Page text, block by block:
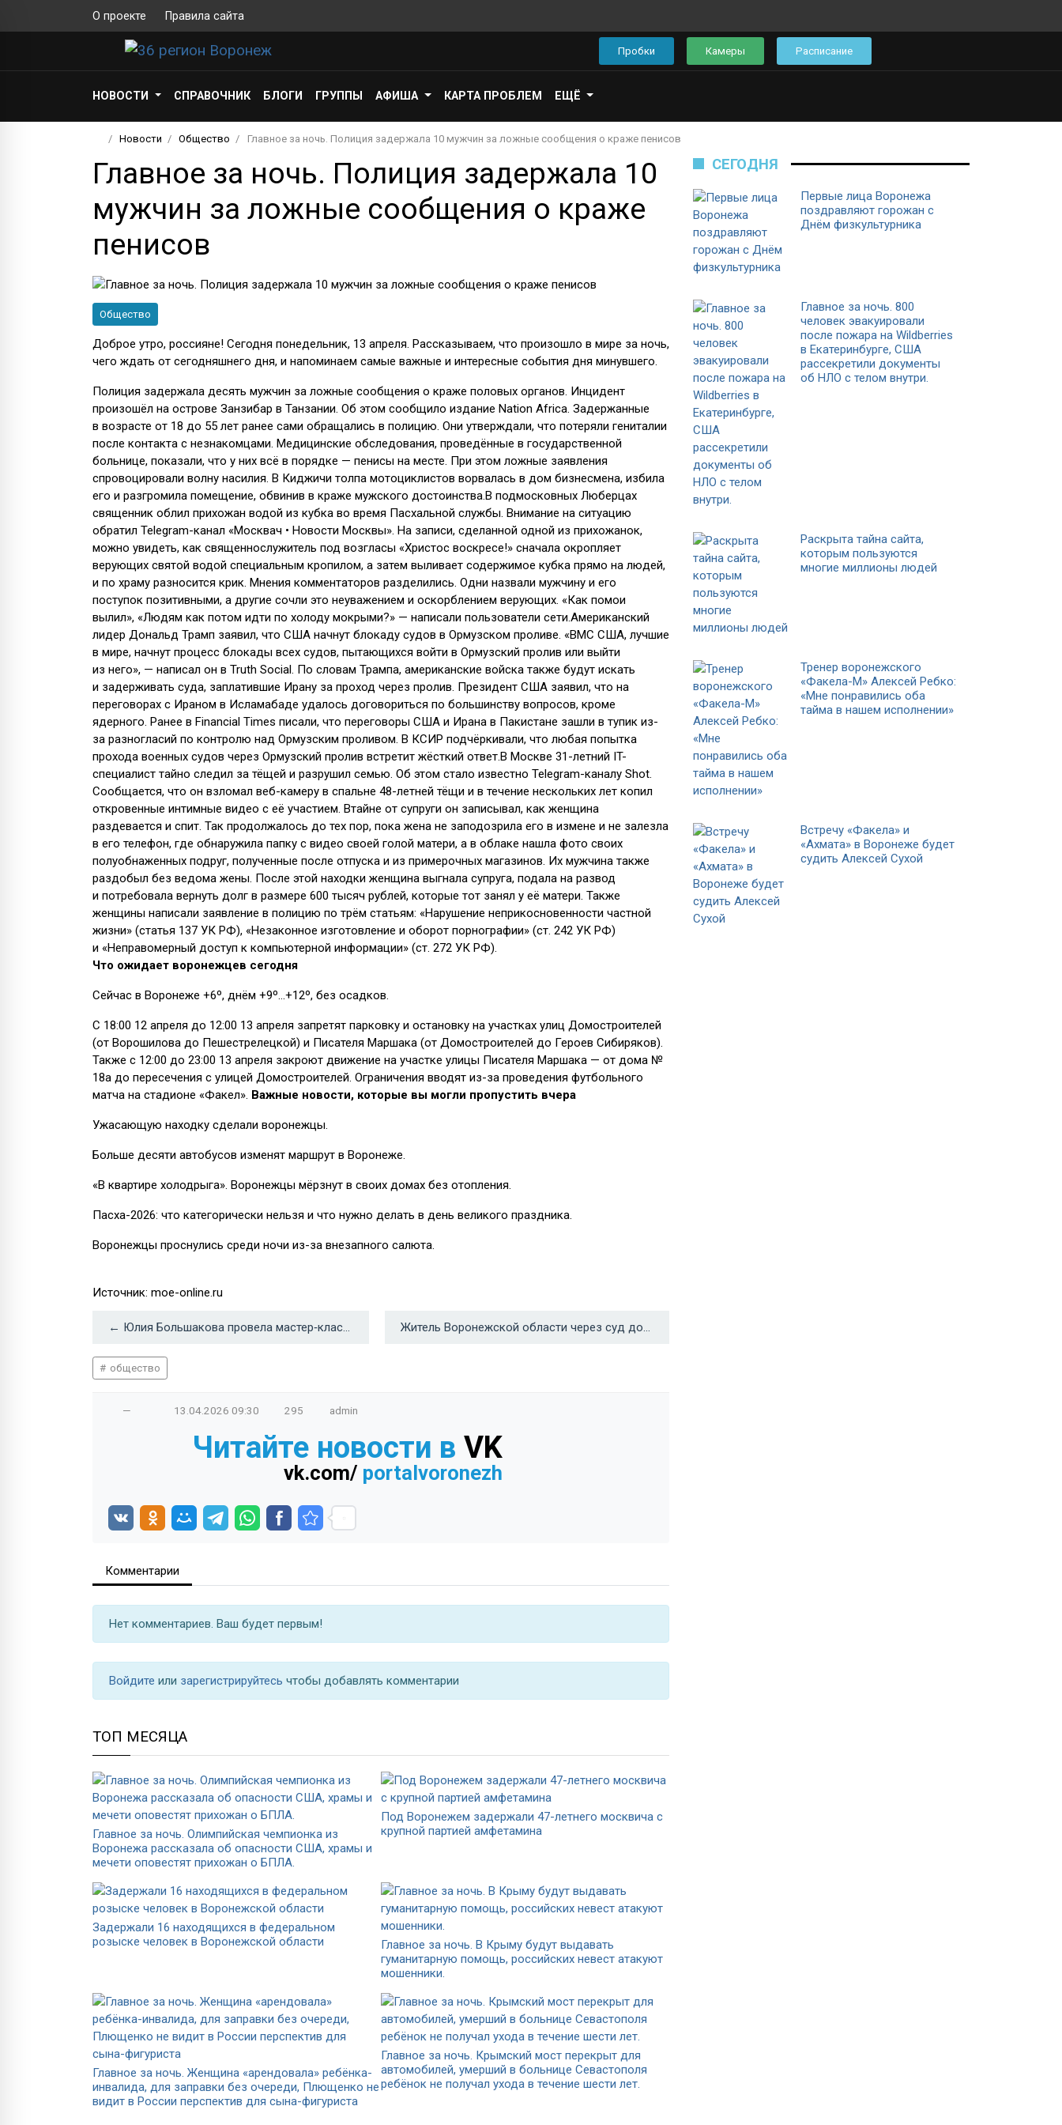
О проекте Правила сайта
Пробки Камеры Расписание
НОВОСТИ СПРАВОЧНИК БЛОГИ ГРУППЫ АФИША КАРТА ПРОБЛЕМ ЕЩЁ
Новости Общество Главное за ночь. Полиция задержала 10 мужчин за ложные сообщения о краже пенисов
Главное за ночь. Полиция задержала 10
мужчин за ложные сообщения о краже
пенисов
Общество
Доброе утро, россияне! Сегодня понедельник, 13 апреля. Рассказываем, что произошло в мире за ночь,
чего ждать от сегодняшнего дня, и напоминаем самые важные и интересные события дня минувшего.
Полиция задержала десять мужчин за ложные сообщения о краже половых органов. Инцидент
произошёл на острове Занзибар в Танзании. Об этом сообщило издание Nation Africa. Задержанные
в возрасте от 18 до 55 лет ранее сами обращались в полицию. Они утверждали, что потеряли гениталии
после контакта с незнакомцами. Медицинские обследования, проведённые в государственной
больнице, показали, что у них всё в порядке — пенисы на месте. При этом ложные заявления
спровоцировали волну насилия. В Киджичи толпа мотоциклистов ворвалась в дом бизнесмена, избила
его и разгромила помещение, обвинив в краже мужского достоинства.В подмосковных Люберцах
священник облил прихожан водой из кубка во время Пасхальной службы. Внимание на ситуацию
обратил Telegram-канал «Москвач • Новости Москвы». На записи, сделанной одной из прихожанок,
можно увидеть, как священнослужитель под возгласы «Христос воскресе!» сначала окропляет
верующих святой водой специальным кропилом, а затем выливает содержимое кубка прямо на людей,
и по храму разносится крик. Мнения комментаторов разделились. Одни назвали мужчину и его
поступок позитивными, а другие сочли это неуважением и оскорблением верующих. «Как помои
вылил», «Людям как потом идти по холоду мокрыми?» — написали пользователи сети.Американский
лидер Дональд Трамп заявил, что США начнут блокаду судов в Ормузском проливе. «ВМС США, лучшие
в мире, начнут процесс блокады всех судов, пытающихся войти в Ормузский пролив или выйти
из него», — написал он в Truth Social. По словам Трампа, американские войска также будут искать
и задерживать суда, заплатившие Ирану за проход через пролив. Президент США заявил, что на
переговорах с Ираном в Исламабаде удалось договориться по большинству вопросов, кроме
ядерного. Ранее в Financial Times писали, что переговоры США и Ирана в Пакистане зашли в тупик из-
за разногласий по контролю над Ормузским проливом. В КСИР подчёркивали, что любая попытка
прохода военных судов через Ормузский пролив встретит жёсткий ответ.В Москве 31-летний IT-
специалист тайно следил за тёщей и разрушил семью. Об этом стало известно Telegram-каналу Shot.
Сообщается, что он взломал веб-камеру в спальне 48-летней тёщи и в течение нескольких лет копил
откровенные интимные видео с её участием. Втайне от супруги он записывал, как женщина
раздевается и спит. Так продолжалось до тех пор, пока жена не заподозрила его в измене и не залезла
в его телефон, где обнаружила папку с видео своей голой матери, а в облаке нашла фото своих
полуобнаженных подруг, полученные после отпуска и из примерочных магазинов. Их мужчина также
раздобыл без ведома жены. После этой находки женщина выгнала супруга, подала на развод
и потребовала вернуть долг в размере 600 тысяч рублей, которые тот занял у её матери. Также
женщины написали заявление в полицию по трём статьям: «Нарушение неприкосновенности частной
жизни» (статья 137 УК РФ), «Незаконное изготовление и оборот порнографии» (ст. 242 УК РФ)
и «Неправомерный доступ к компьютерной информации» (ст. 272 УК РФ).
Что ожидает воронежцев сегодня
Сейчас в Воронеже +6º, днём +9º…+12º, без осадков.
С 18:00 12 апреля до 12:00 13 апреля запретят парковку и остановку на участках улиц Домостроителей
(от Ворошилова до Пешестрелецкой) и Писателя Маршака (от Домостроителей до Героев Сибиряков).
Также с 12:00 до 23:00 13 апреля закроют движение на участке улицы Писателя Маршака — от дома №
18а до пересечения с улицей Домостроителей. Ограничения вводят из-за проведения футбольного
матча на стадионе «Факел». Важные новости, которые вы могли пропустить вчера
Ужасающую находку сделали воронежцы.
Больше десяти автобусов изменят маршрут в Воронеже.
«В квартире холодрыга». Воронежцы мёрзнут в своих домах без отопления.
Пасха-2026: что категорически нельзя и что нужно делать в день великого праздника.
Воронежцы проснулись среди ночи из-за внезапного салюта.
Источник: moe-online.ru
← Юлия Большакова провела мастер‑класс по марокканской кухне для школьников Житель Воронежской области через суд добился компенсации от работодателя за выговор →
общество
— 13.04.2026 09:30 295 admin
Читайте новости в VK
vk.com/ portalvoronezh
Комментарии
Нет комментариев. Ваш будет первым!
Войдите или зарегистрируйтесь чтобы добавлять комментарии
ТОП МЕСЯЦА
Главное за ночь. Олимпийская чемпионка из
Воронежа рассказала об опасности США, храмы и
мечети оповестят прихожан о БПЛА.
Под Воронежем задержали 47-летнего москвича с
крупной партией амфетамина
Задержали 16 находящихся в федеральном
розыске человек в Воронежской области
Главное за ночь. В Крыму будут выдавать
гуманитарную помощь, российских невест атакуют
мошенники.
Главное за ночь. Женщина «арендовала» ребёнка-
инвалида, для заправки без очереди, Плющенко не
видит в России перспектив для сына-фигуриста
Главное за ночь. Крымский мост перекрыт для
автомобилей, умерший в больнице Севастополя
ребёнок не получал ухода в течение шести лет.
СЕГОДНЯ
Первые лица Воронежа
поздравляют горожан с
Днём физкультурника
Главное за ночь. 800
человек эвакуировали
после пожара на Wildberries
в Екатеринбурге, США
рассекретили документы
об НЛО с телом внутри.
Раскрыта тайна сайта,
которым пользуются
многие миллионы людей
Тренер воронежского
«Факела-М» Алексей Ребко:
«Мне понравились оба
тайма в нашем исполнении»
Встречу «Факела» и
«Ахмата» в Воронеже будет
судить Алексей Сухой